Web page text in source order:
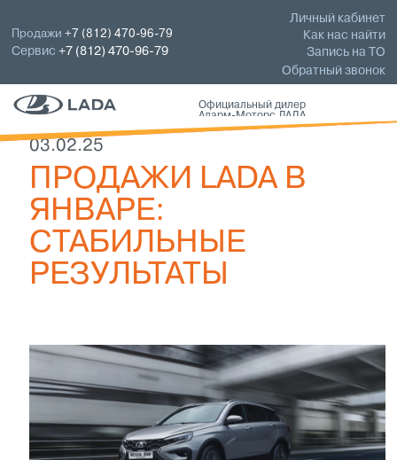
Личный кабинет
Как нас найти
Запись на ТО
Обратный звонок
Продажи+7 (812) 470-96-79
Сервис+7 (812) 470-96-79
Официальный дилер
Аларм-Моторс ЛАДА
03.02.25
ПРОДАЖИ LADA В
ЯНВАРЕ:
СТАБИЛЬНЫЕ
РЕЗУЛЬТАТЫ